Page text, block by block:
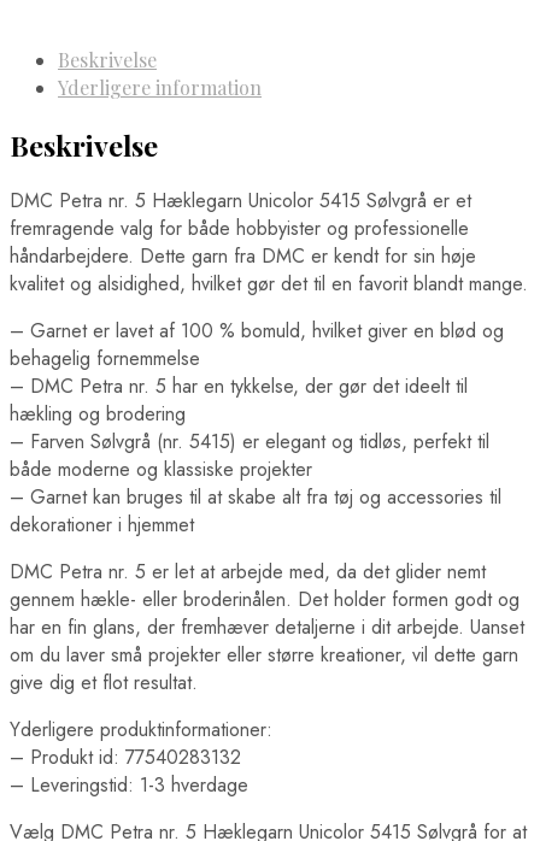
Beskrivelse
Yderligere information
Beskrivelse
DMC Petra nr. 5 Hæklegarn Unicolor 5415 Sølvgrå er et
fremragende valg for både hobbyister og professionelle
håndarbejdere. Dette garn fra DMC er kendt for sin høje
kvalitet og alsidighed, hvilket gør det til en favorit blandt mange.
– Garnet er lavet af 100 % bomuld, hvilket giver en blød og
behagelig fornemmelse
– DMC Petra nr. 5 har en tykkelse, der gør det ideelt til
hækling og brodering
– Farven Sølvgrå (nr. 5415) er elegant og tidløs, perfekt til
både moderne og klassiske projekter
– Garnet kan bruges til at skabe alt fra tøj og accessories til
dekorationer i hjemmet
DMC Petra nr. 5 er let at arbejde med, da det glider nemt
gennem hækle- eller broderinålen. Det holder formen godt og
har en fin glans, der fremhæver detaljerne i dit arbejde. Uanset
om du laver små projekter eller større kreationer, vil dette garn
give dig et flot resultat.
Yderligere produktinformationer:
– Produkt id: 77540283132
– Leveringstid: 1-3 hverdage
Vælg DMC Petra nr. 5 Hæklegarn Unicolor 5415 Sølvgrå for at